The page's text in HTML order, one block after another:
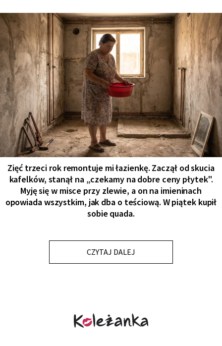
Zięć trzeci rok remontuje mi łazienkę. Zaczął od skucia
kafelków, stanął na „czekamy na dobre ceny płytek".
Myję się w misce przy zlewie, a on na imieninach
opowiada wszystkim, jak dba o teściową. W piątek kupił
sobie quada.
CZYTAJ DALEJ